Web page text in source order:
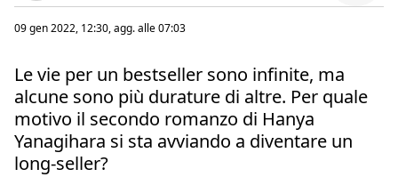
09 gen 2022, 12:30, agg. alle07:03
Le vie per un bestseller sono infinite, ma
alcune sono più durature di altre. Per quale
motivo il secondo romanzo di Hanya
Yanagihara si sta avviando a diventare un
long-seller?